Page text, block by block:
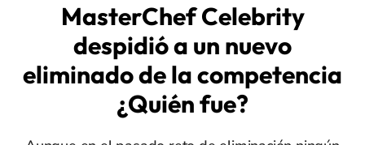
MasterChef Celebrity
despidió a un nuevo
eliminado de la competencia
¿Quién fue?